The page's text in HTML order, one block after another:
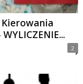
Kierowania
2